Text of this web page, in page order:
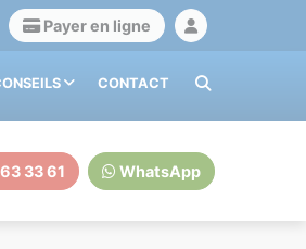
Payer en ligne
CONTACT
33 61 WhatsApp